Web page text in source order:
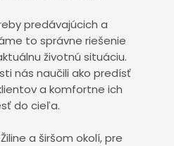
predávajúcich a
to správne riešenie
životnú situáciu.
nás naučili ako predísť
a komfortne ich
do cieľa.
a širšom okolí, pre